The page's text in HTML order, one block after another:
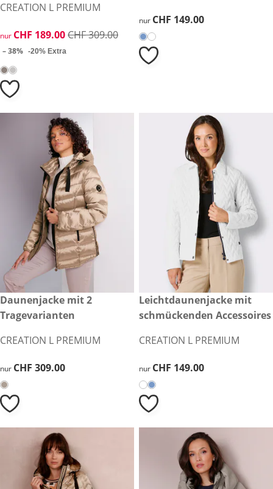
CREATION L PREMIUM
reduzierter Preis CHF 189.00, vorheriger Preis: CHF 309.00
nur CHF 189.00CHF 309.00
– 38% -20% Extra
CHF 149.00
nur CHF 149.00
CHF 309.00
Daunenjacke mit 2
Tragevarianten
CREATION L PREMIUM
CHF 309.00
nur CHF 309.00
CHF 149.00
Leichtdaunenjacke mit
schmückenden Accessoires
CREATION L PREMIUM
CHF 149.00
nur CHF 149.00